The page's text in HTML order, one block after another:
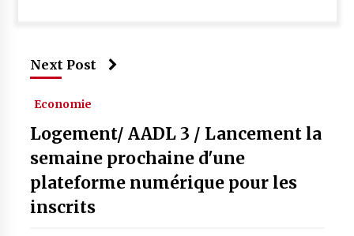
Next Post
Economie
Logement/ AADL 3 / Lancement la
semaine prochaine d'une
plateforme numérique pour les
inscrits